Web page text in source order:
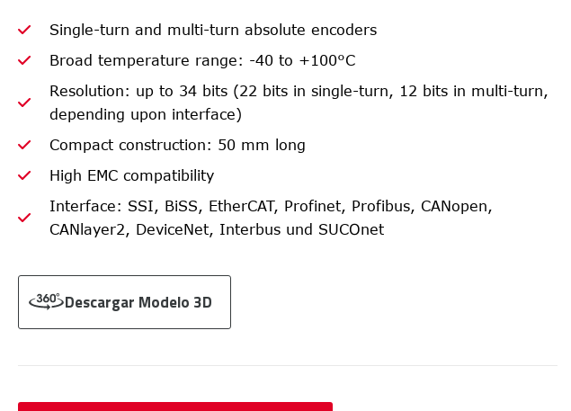
Single-turn and multi-turn absolute encoders
Broad temperature range: -40 to +100°C
Resolution: up to 34 bits (22 bits in single-turn, 12 bits in multi-turn,
depending upon interface)
Compact construction: 50 mm long
High EMC compatibility
Interface: SSI, BiSS, EtherCAT, Profinet, Profibus, CANopen,
CANlayer2, DeviceNet, Interbus und SUCOnet
Descargar Modelo 3D